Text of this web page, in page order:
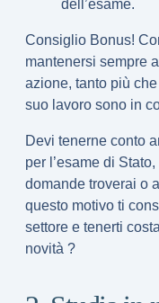
dell’esame.
Consiglio Bonus!
mantenersi sempre
azione, tanto più
suo lavoro sono in
Devi tenerne conto
per l’esame di
domande troverai o
questo motivo ti
settore e tenerti
novità ?